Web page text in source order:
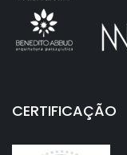
CERTIFICAÇÃO